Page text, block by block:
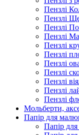
Пензлі
Пензлі
Пензлі
Пензлі
Пензлі
Пензлі
Пензлі
Пензлі
Пензлі
Пензлі
Пензлі
Мольберти,
Папір для
Папір для